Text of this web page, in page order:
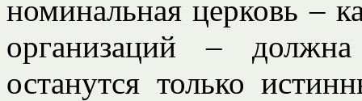
номинальная церковь –
организаций –
останутся только